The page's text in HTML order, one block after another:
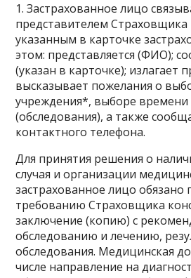
1. Застрахованное лицо
представителем
указанным в карточке
этом: представляется (ФИО);
(указан в карточке); излагает
высказывает пожелания о
учреждения*, выборе
(обследования), а также
контактного телефона.
Для принятия решения о
случая и организации
застрахованное лицо обязано
требованию Страховщика
заключение (копию) с
обследованию и лечению,
обследования. Медицинская
числе направление на